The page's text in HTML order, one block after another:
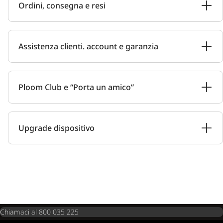
Ordini, consegna e resi
Assistenza clienti. account e garanzia
Ploom Club e “Porta un amico”
Upgrade dispositivo
Chiamaci al 800 035 225